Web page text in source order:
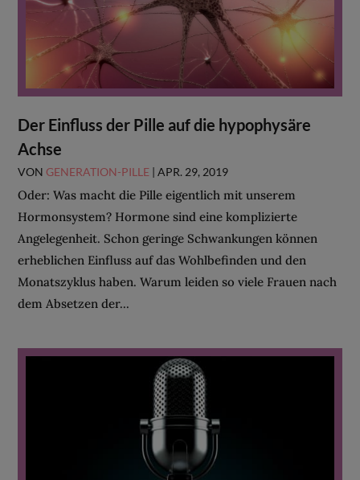
Der Einfluss der Pille auf die hypophysäre
Achse
VON GENERATION-PILLE |APR. 29, 2019
Oder: Was macht die Pille eigentlich mit unserem
Hormonsystem? Hormone sind eine komplizierte
Angelegenheit. Schon geringe Schwankungen können
erheblichen Einfluss auf das Wohlbefinden und den
Monatszyklus haben. Warum leiden so viele Frauen nach
dem Absetzen der...